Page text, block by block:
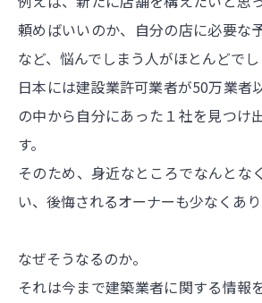
頼めばいいのか、自分の店に必要な
など、悩んでしまう人がほとんどでし
日本には建設業許可業者が50万業者
の中から自分にあった１社を見つけ
す。
そのため、身近なところでなんとな
い、後悔されるオーナーも少なくあり
なぜそうなるのか。
それは今まで建築業者に関する情報